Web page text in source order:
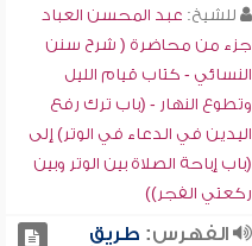
للشيخ: عبد المحسن العباد
جزء من محاضرة ( شرح سنن
النسائي - كتاب قيام الليل
وتطوع النهار - (باب ترك رفع
اليدين في الدعاء في الوتر) إلى
(باب إباحة الصلاة بين الوتر وبين
ركعتي الفجر))
الفهرس: طريق